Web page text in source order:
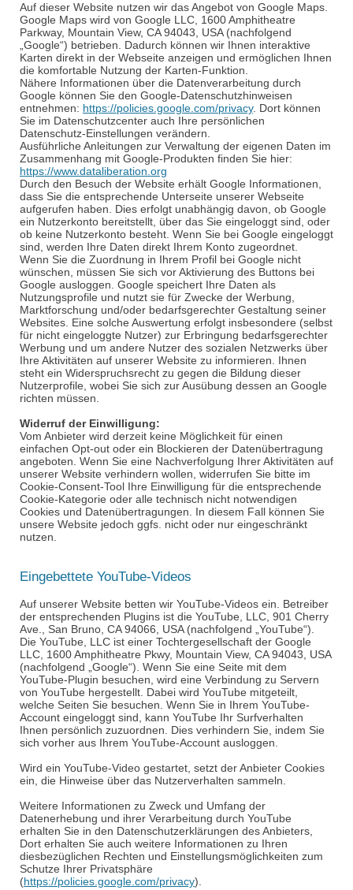
Auf dieser Website nutzen wir das Angebot von Google Maps.
Google Maps wird von Google LLC, 1600Amphitheatre
Parkway, Mountain View, CA 94043, USA (nachfolgend
„Google“) betrieben. Dadurch können wir Ihnen interaktive
Karten direkt in der Webseite anzeigen und ermöglichen Ihnen
die komfortable Nutzung der Karten-Funktion.
Nähere Informationen über die Datenverarbeitung durch
Google können Sie den Google-Datenschutzhinweisen
entnehmen: https://policies.google.com/privacy. Dort können
Sie im Datenschutzcenter auch Ihre persönlichen
Datenschutz-Einstellungen verändern.
Ausführliche Anleitungen zur Verwaltung der eigenen Daten im
Zusammenhang mit Google-Produkten finden Sie hier:
https://www.dataliberation.org
Durch den Besuch der Website erhält Google Informationen,
dass Sie die entsprechende Unterseite unserer Webseite
aufgerufen haben. Dies erfolgt unabhängig davon, ob Google
ein Nutzerkonto bereitstellt, über das Sie eingeloggt sind, oder
ob keine Nutzerkonto besteht. Wenn Sie bei Google eingeloggt
sind, werden Ihre Daten direkt Ihrem Konto zugeordnet.
Wenn Sie die Zuordnung in Ihrem Profil bei Google nicht
wünschen, müssen Sie sich vor Aktivierung des Buttons bei
Google ausloggen. Google speichert Ihre Daten als
Nutzungsprofile und nutzt sie für Zwecke der Werbung,
Marktforschung und/oder bedarfsgerechter Gestaltung seiner
Websites. Eine solche Auswertung erfolgt insbesondere (selbst
für nicht eingeloggte Nutzer) zur Erbringung bedarfsgerechter
Werbung und um andere Nutzer des sozialen Netzwerks über
Ihre Aktivitäten auf unserer Website zu informieren. Ihnen
steht ein Widerspruchsrecht zu gegen die Bildung dieser
Nutzerprofile, wobei Sie sich zur Ausübung dessen an Google
richten müssen.
Widerruf der Einwilligung:
Vom Anbieter wird derzeit keine Möglichkeit für einen
einfachen Opt-out oder ein Blockieren der Datenübertragung
angeboten. Wenn Sie eine Nachverfolgung Ihrer Aktivitäten auf
unserer Website verhindern wollen, widerrufen Sie bitte im
Cookie-Consent-Tool Ihre Einwilligung für die entsprechende
Cookie-Kategorie oder alle technisch nicht notwendigen
Cookies und Datenübertragungen. In diesem Fall können Sie
unsere Website jedoch ggfs. nicht oder nur eingeschränkt
nutzen.
Eingebettete YouTube-Videos
Auf unserer Website betten wir YouTube-Videos ein. Betreiber
der entsprechenden Plugins ist die YouTube, LLC, 901 Cherry
Ave., San Bruno, CA 94066, USA (nachfolgend „YouTube“).
Die YouTube, LLC ist einer Tochtergesellschaft der Google
LLC, 1600Amphitheatre Pkwy, Mountain View, CA 94043, USA
(nachfolgend „Google“). Wenn Sie eine Seite mit dem
YouTube-Plugin besuchen, wird eine Verbindung zu Servern
von YouTube hergestellt. Dabei wird YouTube mitgeteilt,
welche Seiten Sie besuchen. Wenn Sie in Ihrem YouTube-
Account eingeloggt sind, kann YouTube Ihr Surfverhalten
Ihnen persönlich zuzuordnen. Dies verhindern Sie, indem Sie
sich vorher aus Ihrem YouTube-Account ausloggen.
Wird ein YouTube-Video gestartet, setzt der Anbieter Cookies
ein, die Hinweise über das Nutzerverhalten sammeln.
Weitere Informationen zu Zweck und Umfang der
Datenerhebung und ihrer Verarbeitung durch YouTube
erhalten Sie in den Datenschutzerklärungen des Anbieters,
Dort erhalten Sie auch weitere Informationen zu Ihren
diesbezüglichen Rechten und Einstellungsmöglichkeiten zum
Schutze Ihrer Privatsphäre
(https://policies.google.com/privacy).